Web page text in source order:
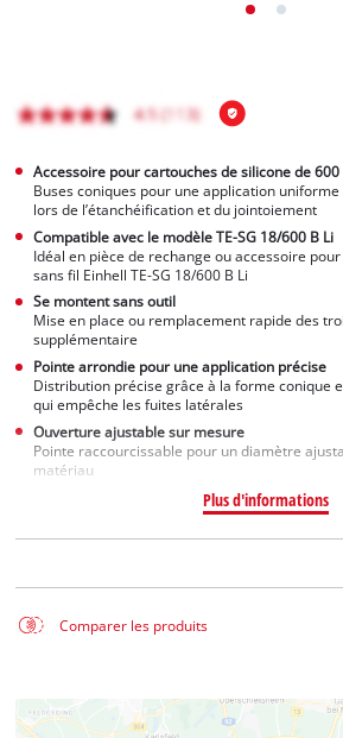
Accessoire pour cartouches de silicone de 600
Buses coniques pour une application
lors de l’étanchéification et du jointoiement
Compatible avec le modèle TE-SG 18/600 B Li
Idéal en pièce de rechange ou accessoire
sans fil Einhell TE-SG 18/600 B Li
Se montent sans outil
Mise en place ou remplacement rapide des
supplémentaire
Pointe arrondie pour une application précise
Distribution précise grâce à la forme conique
qui empêche les fuites latérales
Ouverture ajustable sur mesure
Pointe raccourcissable pour un diamètre
matériau
Plus d'informations
Comparer les produits